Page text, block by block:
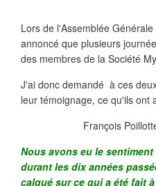
Lors de l'Assemblée
annoncé que plusieurs
des membres de la Société
J'ai donc demandé à ces
leur témoignage, ce qu'ils ont
François
Nous avons eu le
durant les dix années
calqué sur ce qui a été fait